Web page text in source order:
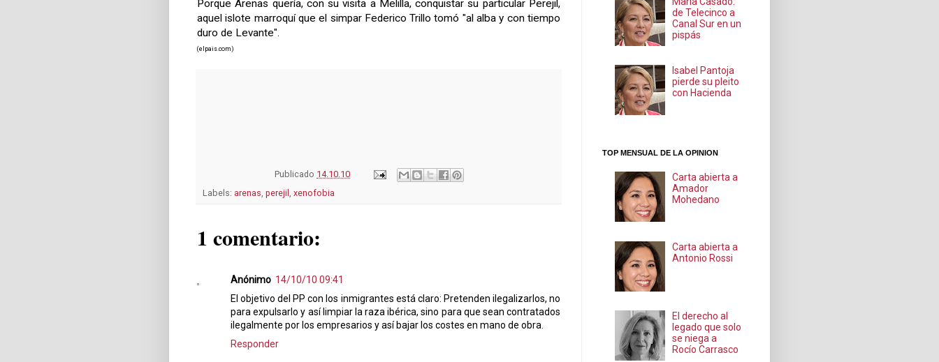
Porque Arenas quería, con su visita a Melilla, conquistar su particular Perejil,
aquel islote marroquí que el simpar Federico Trillo tomó "al alba y con tiempo
duro de Levante".
(elpais.com)
Publicado 14.10.10
Labels: arenas perejil xenofobia
1 comentario:
Anónimo 14/10/10 09:41
El objetivo del PP con los inmigrantes está claro: Pretenden ilegalizarlos, no
para expulsarlo y así limpiar la raza ibérica, sino para que sean contratados
ilegalmente por los empresarios y así bajar los costes en mano de obra.
Responder
de Telecinco a
Canal Sur en un
pispás
Isabel Pantoja
pierde su pleito
con Hacienda
TOP MENSUAL DE LA OPINION
Carta abierta a
Amador
Mohedano
Carta abierta a
Antonio Rossi
El derecho al
legado que solo
se niega a
Rocío Carrasco